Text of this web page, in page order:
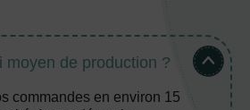
moyen de production ?
commandes en environ 15